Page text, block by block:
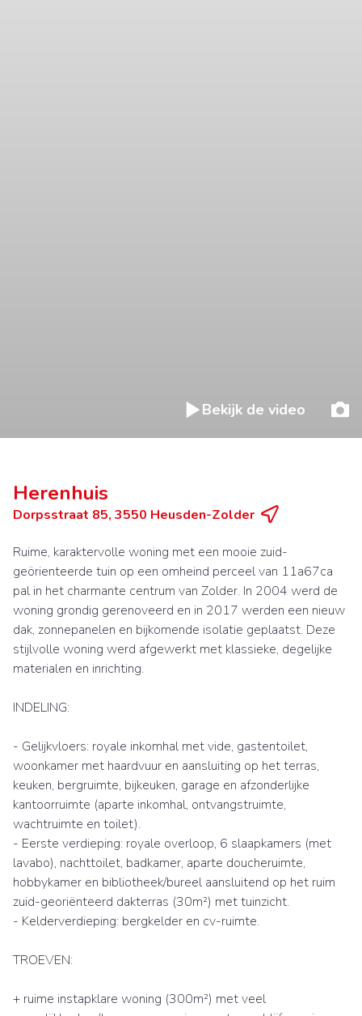
Bekijk de video
Herenhuis
Dorpsstraat 85, 3550 Heusden-Zolder
Ruime, karaktervolle woning met een mooie zuid-
geörienteerde tuin op een omheind perceel van 11a67ca
pal in het charmante centrum van Zolder. In 2004 werd de
woning grondig gerenoveerd en in 2017 werden een nieuw
dak, zonnepanelen en bijkomende isolatie geplaatst. Deze
stijlvolle woning werd afgewerkt met klassieke, degelijke
materialen en inrichting.
INDELING:
- Gelijkvloers: royale inkomhal met vide, gastentoilet,
woonkamer met haardvuur en aansluiting op het terras,
keuken, bergruimte, bijkeuken, garage en afzonderlijke
kantoorruimte (aparte inkomhal, ontvangstruimte,
wachtruimte en toilet).
- Eerste verdieping: royale overloop, 6 slaapkamers (met
lavabo), nachttoilet, badkamer, aparte doucheruimte,
hobbykamer en bibliotheek/bureel aansluitend op het ruim
zuid-georiënteerd dakterras (30m²) met tuinzicht.
- Kelderverdieping: bergkelder en cv-ruimte.
TROEVEN:
+ ruime instapklare woning (300m²) met veel